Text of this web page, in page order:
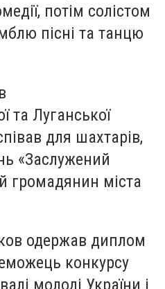
потім солістом
пісні та танцю
та Луганської
для шахтарів,
«Заслужений
громадянин міста
одержав диплом
конкурсу
молоді України і